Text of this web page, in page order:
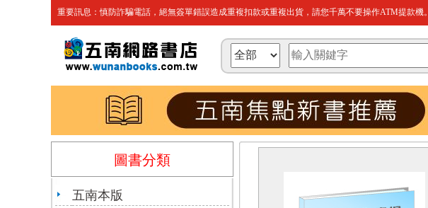
重要訊息：慎防詐騙電話，絕無簽單錯誤造成重複扣款或重複出貨，請您千萬不要操作ATM提款機。
圖書分類
五南本版